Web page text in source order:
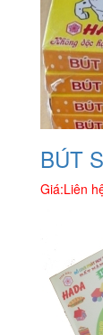
BÚT
Giá:Liên